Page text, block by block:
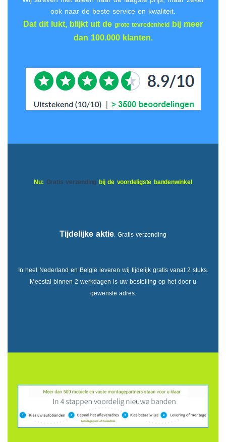
ook naar de beste service en kwaliteit.
Dat dit lukt, blijkt uit de grote tevredenheid bij meer
dan 100.000 klanten.
Nu: Gratis verzending bij de voordeligste bandenwinkel
Tijdelijke aktie . Gratis verzending
In heel Nederland en België leveren wij tijdelijk gratis vanaf 2 stuks.
Meestal binnen 2 werkdagen is uw bestelling op het door u
gewenste adres.